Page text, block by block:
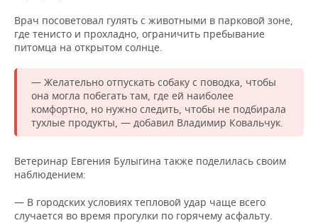
Врач посоветовал гулять с животными в парковой зоне,
где тенисто и прохладно, ограничить пребывание
питомца на открытом солнце.
— Желательно отпускать собаку с поводка, чтобы
она могла побегать там, где ей наиболее
комфортно, но нужно следить, чтобы не подбирала
тухлые продукты, — добавил Владимир Ковальчук.
Ветеринар Евгения Булыгина также поделилась своим
наблюдением:
— В городских условиях тепловой удар чаще всего
случается во время прогулки по горячему асфальту.